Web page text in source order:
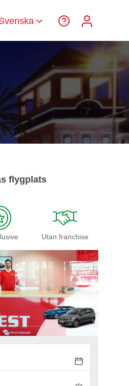
flygplats
Utan franchise